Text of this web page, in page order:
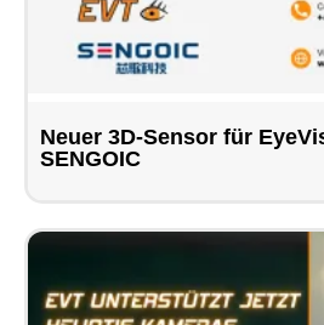
Neuer 3D-Sensor für
SENGOIC